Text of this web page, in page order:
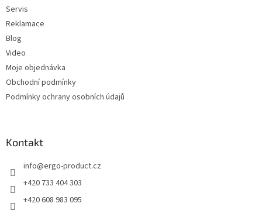
Servis
Reklamace
Blog
Video
Moje objednávka
Obchodní podmínky
Podmínky ochrany osobních údajů
Kontakt
info@ergo-product.cz
+420 733 404 303
+420 608 983 095